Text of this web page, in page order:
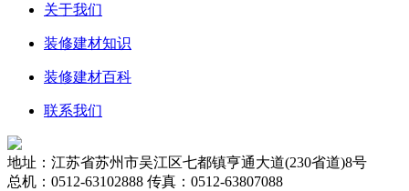
关于我们
装修建材知识
装修建材百科
联系我们
地址：江苏省苏州市吴江区七都镇亨通大道(230省道)8号
总机：0512-63102888 传真：0512-63807088